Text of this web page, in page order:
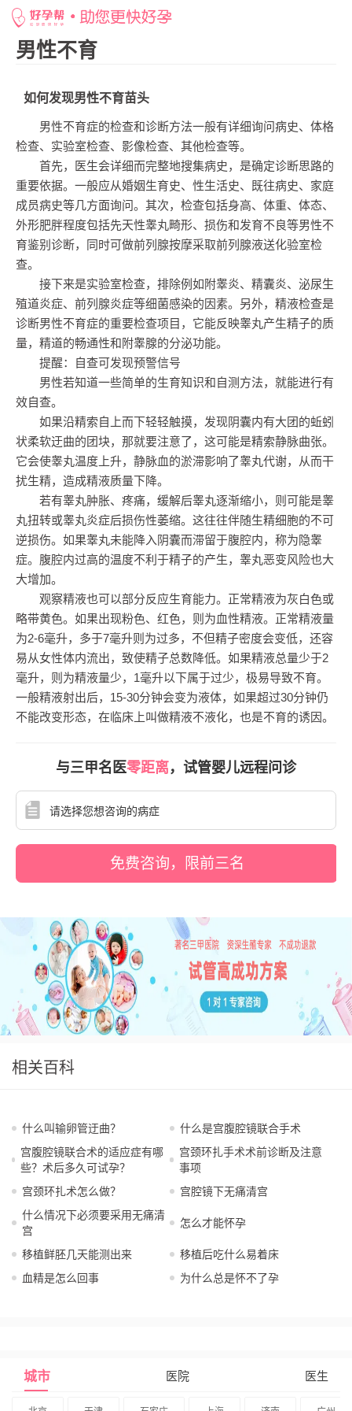
网站首页 > 好孕百科 > 男性不育 > 如何发现男性不育苗头
男性不育
如何发现男性不育苗头
男性不育症的检查和诊断方法一般有详细询问病史、体格
检查、实验室检查、影像检查、其他检查等。
首先，医生会详细而完整地搜集病史，是确定诊断思路的
重要依据。一般应从婚姻生育史、性生活史、既往病史、家庭
成员病史等几方面询问。其次，检查包括身高、体重、体态、
外形肥胖程度包括先天性睾丸畸形、损伤和发育不良等男性不
育鉴别诊断，同时可做前列腺按摩采取前列腺液送化验室检
查。
接下来是实验室检查，排除例如附睾炎、精囊炎、泌尿生
殖道炎症、前列腺炎症等细菌感染的因素。另外，精液检查是
诊断男性不育症的重要检查项目，它能反映睾丸产生精子的质
量，精道的畅通性和附睾腺的分泌功能。
提醒：自查可发现预警信号
男性若知道一些简单的生育知识和自测方法，就能进行有
效自查。
如果沿精索自上而下轻轻触摸，发现阴囊内有大团的蚯蚓
状柔软迂曲的团块，那就要注意了，这可能是精索静脉曲张。
它会使睾丸温度上升，静脉血的淤滞影响了睾丸代谢，从而干
扰生精，造成精液质量下降。
若有睾丸肿胀、疼痛，缓解后睾丸逐渐缩小，则可能是睾
丸扭转或睾丸炎症后损伤性萎缩。这往往伴随生精细胞的不可
逆损伤。如果睾丸未能降入阴囊而滞留于腹腔内，称为隐睾
症。腹腔内过高的温度不利于精子的产生，睾丸恶变风险也大
大增加。
观察精液也可以部分反应生育能力。正常精液为灰白色或
略带黄色。如果出现粉色、红色，则为血性精液。正常精液量
为2-6毫升，多于7毫升则为过多，不但精子密度会变低，还容
易从女性体内流出，致使精子总数降低。如果精液总量少于2
毫升，则为精液量少，1毫升以下属于过少，极易导致不育。
一般精液射出后，15-30分钟会变为液体，如果超过30分钟仍
不能改变形态，在临床上叫做精液不液化，也是不育的诱因。
与三甲名医零距离 ，试管婴儿远程问诊
免费咨询，限前三名
相关百科
什么叫输卵管迂曲？
什么是宫腹腔镜联合手术
宫腹腔镜联合术的适应症有哪
些？术后多久可试孕？
宫颈环扎手术术前诊断及注意
事项
宫颈环扎术怎么做？
宫腔镜下无痛清宫
什么情况下必须要采用无痛清
宫
怎么才能怀孕
移植鲜胚几天能测出来
移植后吃什么易着床
血精是怎么回事
为什么总是怀不了孕
城市 医院 医生